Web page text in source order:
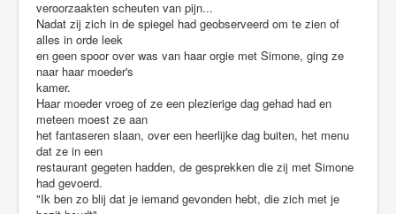
veroorzaakten scheuten van pijn...
Nadat zij zich in de spiegel had geobserveerd om te zien of
alles in orde leek
en geen spoor over was van haar orgie met Simone, ging ze
naar haar moeder's
kamer.
Haar moeder vroeg of ze een plezierige dag gehad had en
meteen moest ze aan
het fantaseren slaan, over een heerlijke dag buiten, het menu
dat ze in een
restaurant gegeten hadden, de gesprekken die zij met Simone
had gevoerd.
"Ik ben zo blij dat je iemand gevonden hebt, die zich met je